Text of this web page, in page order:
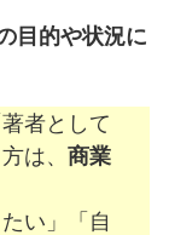
目的や状況に
者として
は、 商業
い」「自